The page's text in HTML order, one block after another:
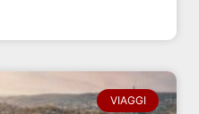
VIAGGI